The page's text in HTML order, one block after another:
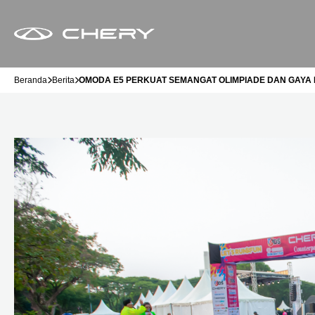
Beranda Berita OMODA E5 PERKUAT SEMANGAT OLIMPIADE DAN